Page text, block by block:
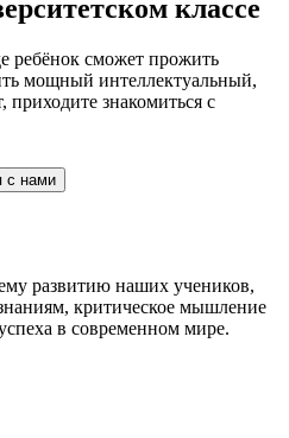
классе
ребёнок сможет прожить
мощный интеллектуальный,
приходите знакомиться с
с нами
развитию наших учеников,
критическое мышление
в современном мире.